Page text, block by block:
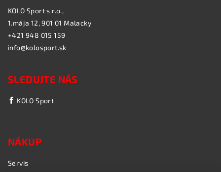
KOLO Sport s.r.o.,
1.mája 12, 901 01 Malacky
+421 948 015 159
info@kolosport.sk
SLEDUJTE NÁS
KOLO Sport
NÁKUP
Servis